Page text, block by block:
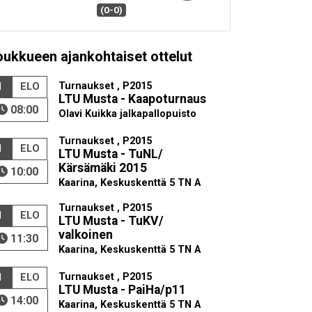
(0-0)
ajankohtaiset ottelut
ELO
08:00
Turnaukset , P2015
LTU Musta - Kaapoturnaus
Olavi Kuikka jalkapallopuisto
ELO
10:00
Turnaukset , P2015
LTU Musta - TuNL/
Kärsämäki 2015
Kaarina, Keskuskenttä 5 TN A
ELO
11:30
Turnaukset , P2015
LTU Musta - TuKV/
valkoinen
Kaarina, Keskuskenttä 5 TN A
ELO
14:00
Turnaukset , P2015
LTU Musta - PaiHa/p11
Kaarina, Keskuskenttä 5 TN A